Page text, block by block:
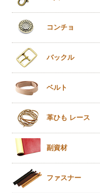
コンチョ
バックル
ベルト
革ひも レース
副資材
ファスナー